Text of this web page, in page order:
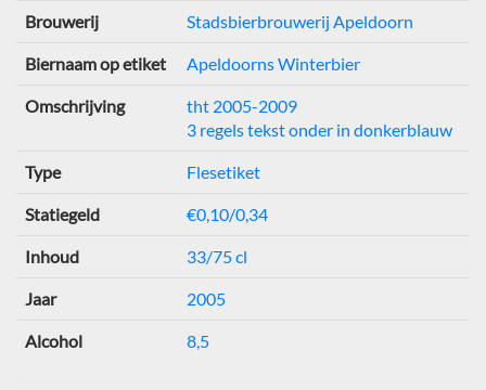
Brouwerij Stadsbierbrouwerij Apeldoorn
Biernaam op etiket Apeldoorns Winterbier
Omschrijving
tht 2005-2009
3 regels tekst onder in donkerblauw
Type Flesetiket
Statiegeld €0,10/0,34
Inhoud 33/75 cl
Jaar 2005
Alcohol 8,5